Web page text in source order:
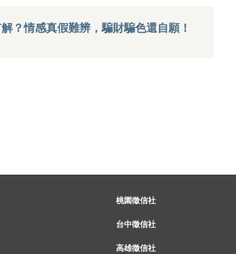
？情感真假難辨，騙財騙色還自願！
桃園徵信社
台中徵信社
高雄徵信社